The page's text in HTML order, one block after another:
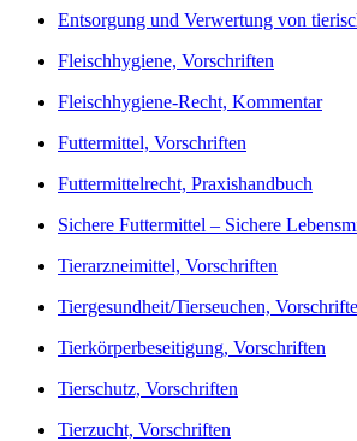
Entsorgung und Verwertung von
Fleischhygiene, Vorschriften
Fleischhygiene-Recht, Kommentar
Futtermittel, Vorschriften
Futtermittelrecht, Praxishandbuch
Sichere Futtermittel – Sichere
Tierarzneimittel, Vorschriften
Tiergesundheit/Tierseuchen,
Tierkörperbeseitigung, Vorschriften
Tierschutz, Vorschriften
Tierzucht, Vorschriften